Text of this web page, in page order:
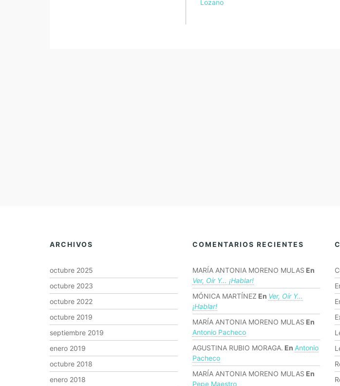
ARCHIVOS
octubre 2025
octubre 2023
octubre 2022
octubre 2019
septiembre 2019
enero 2019
octubre 2018
enero 2018
COMENTARIOS RECIENTES
MARÍA ANTONIA MORENO MULAS En
Ver, Oír Y… ¡hablar!
MÓNICA MARTÍNEZ En Ver, Oír Y…
¡hablar!
MARÍA ANTONIA MORENO MULAS En
Antonio Pacheco
AGUSTINA RUBIO MORAGA. En Antonio
Pacheco
MARÍA ANTONIA MORENO MULAS En
Pepe Maestro